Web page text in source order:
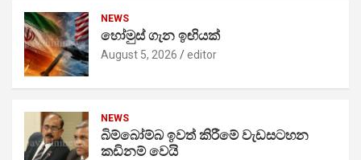
NEWS
හෝමුස් ගැන ඉඟියක්
August 5, 2026 editor
NEWS
බිම්බෝම්බ ඉවත් කිරීමේ වැඩසටහන
කඩිනම් වෙයි